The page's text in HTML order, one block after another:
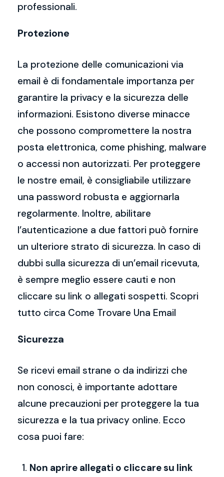
professionali.
Protezione
La protezione delle comunicazioni via
email è di fondamentale importanza per
garantire la privacy e la sicurezza delle
informazioni. Esistono diverse minacce
che possono compromettere la nostra
posta elettronica, come phishing, malware
o accessi non autorizzati. Per proteggere
le nostre email, è consigliabile utilizzare
una password robusta e aggiornarla
regolarmente. Inoltre, abilitare
l’autenticazione a due fattori può fornire
un ulteriore strato di sicurezza. In caso di
dubbi sulla sicurezza di un’email ricevuta,
è sempre meglio essere cauti e non
cliccare su link o allegati sospetti. Scopri
tutto circa Come Trovare Una Email
Sicurezza
Se ricevi email strane o da indirizzi che
non conosci, è importante adottare
alcune precauzioni per proteggere la tua
sicurezza e la tua privacy online. Ecco
cosa puoi fare:
Non aprire allegati o cliccare su link